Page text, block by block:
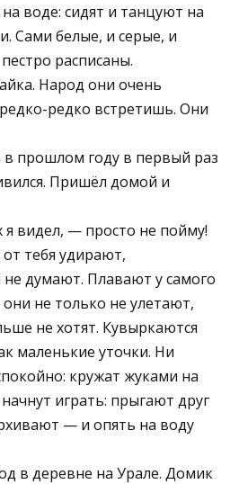
воде: сидят и танцуют на
Сами белые, и серые, и
расписаны.
Народ они очень
редко встретишь. Они
прошлом году в первый раз
Пришёл домой и
видел, — просто не пойму!
тебя удирают,
не думают. Плавают у самого
не только не улетают,
не хотят. Кувыркаются
маленькие уточки. Ни
кружат жуками на
играть: прыгают друг
— и опять на воду
в деревне на Урале. Домик